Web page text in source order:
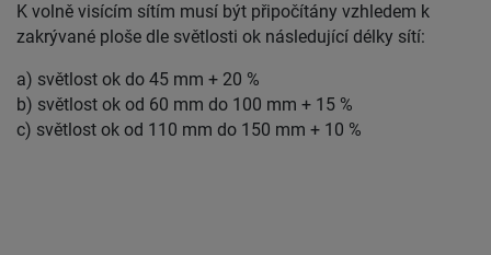
K volně visícím sítím musí být připočítány vzhledem k
zakrývané ploše dle světlosti ok následující délky sítí:
a) světlost ok do 45 mm + 20 %
b) světlost ok od 60 mm do 100 mm + 15 %
c) světlost ok od 110 mm do 150 mm + 10 %